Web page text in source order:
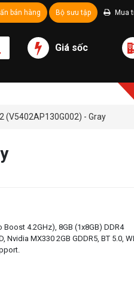
bán hàng Bộ sưu tập Mua
Giá sốc
(V5402AP130G002) - Gray
Boost 4.2GHz), 8GB (1x8GB) DDR4
Nvidia MX330 2GB GDDR5, BT 5.0,